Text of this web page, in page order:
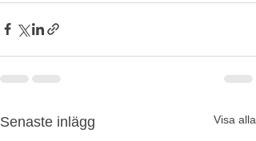
Senaste inlägg Visa alla